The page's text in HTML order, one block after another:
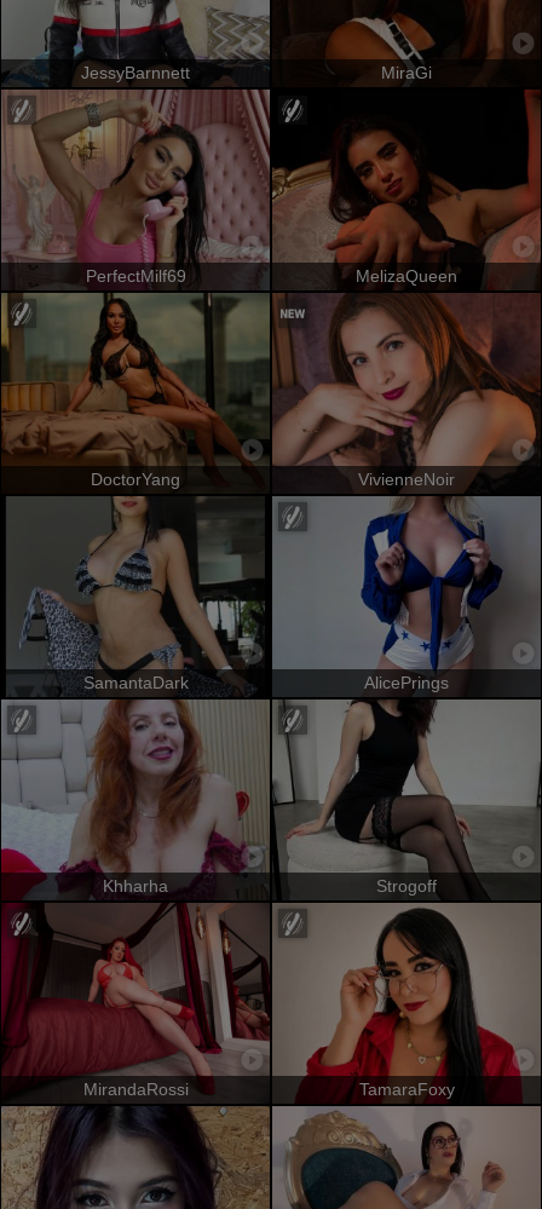
JessyBarnnett MiraGi
PerfectMilf69 MelizaQueen
DoctorYang VivienneNoir
SamantaDark AlicePrings
Khharha Strogoff
MirandaRossi TamaraFoxy